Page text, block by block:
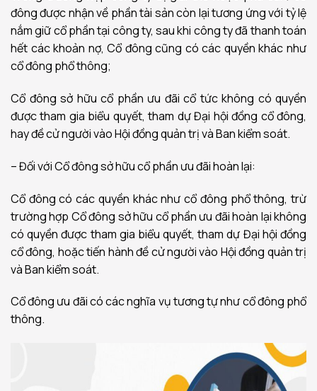
đông được nhận về phần tài sản còn lại tương ứng với tỷ lệ
nắm giữ cổ phần tại công ty, sau khi công ty đã thanh toán
hết các khoản nợ, Cổ đông cũng có các quyền khác như
cổ đông phổ thông;
Cổ đông sở hữu cổ phần ưu đãi cổ tức không có quyền
được tham gia biểu quyết, tham dự Đại hội đồng cổ đông,
hay đề cử người vào Hội đồng quản trị và Ban kiểm soát.
– Đối với Cổ đông sở hữu cổ phần ưu đãi hoàn lại:
Cổ đông có các quyền khác như cổ đông phổ thông, trừ
trường hợp Cổ đông sở hữu cổ phần ưu đãi hoàn lại không
có quyền được tham gia biểu quyết, tham dự Đại hội đồng
cổ đông, hoặc tiến hành đề cử người vào Hội đồng quản trị
và Ban kiểm soát.
Cổ đông ưu đãi có các nghĩa vụ tương tự như cổ đông phổ
thông.